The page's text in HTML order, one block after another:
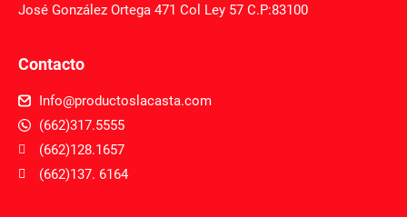
José González Ortega 471 Col Ley 57 C.P:83100
Contacto
Info@productoslacasta.com
(662)317.5555
(662)128.1657
(662)137. 6164